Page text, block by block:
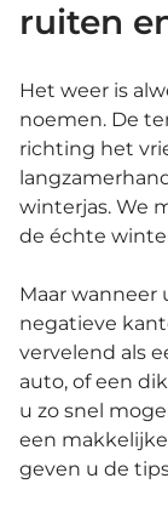
ruiten
Het weer is
noemen. De
richting het
winterjas. We
de échte
Maar wanneer
negatieve
vervelend als
auto, of een
u zo snel
een
geven u de